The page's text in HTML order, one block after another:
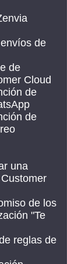
de
de
Cloud
de
de
una
de los
"Te
reglas de